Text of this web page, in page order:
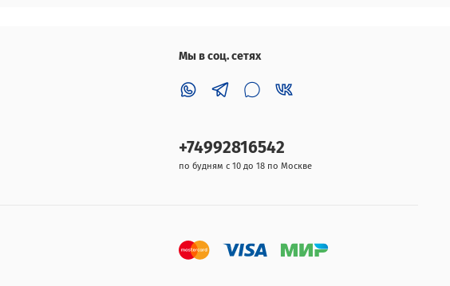
Мы в соц. сетях
+74992816542
по будням с 10 до 18 по Москве